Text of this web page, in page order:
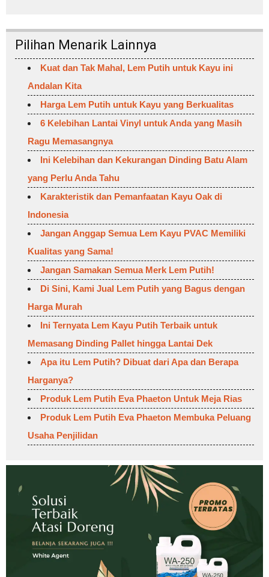
Pilihan Menarik Lainnya
Kuat dan Tak Mahal, Lem Putih untuk Kayu ini
Andalan Kita
Harga Lem Putih untuk Kayu yang Berkualitas
6 Kelebihan Lantai Vinyl untuk Anda yang Masih
Ragu Memasangnya
Ini Kelebihan dan Kekurangan Dinding Batu Alam
yang Perlu Anda Tahu
Karakteristik dan Pemanfaatan Kayu Oak di
Indonesia
Jangan Anggap Semua Lem Kayu PVAC Memiliki
Kualitas yang Sama!
Jangan Samakan Semua Merk Lem Putih!
Di Sini, Kami Jual Lem Putih yang Bagus dengan
Harga Murah
Ini Ternyata Lem Kayu Putih Terbaik untuk
Memasang Dinding Pallet hingga Lantai Dek
Apa itu Lem Putih? Dibuat dari Apa dan Berapa
Harganya?
Produk Lem Putih Eva Phaeton Untuk Meja Rias
Produk Lem Putih Eva Phaeton Membuka Peluang
Usaha Penjilidan